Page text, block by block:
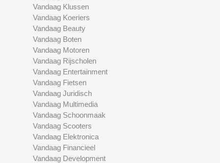
Vandaag Klussen
Vandaag Koeriers
Vandaag Beauty
Vandaag Boten
Vandaag Motoren
Vandaag Rijscholen
Vandaag Entertainment
Vandaag Fietsen
Vandaag Juridisch
Vandaag Multimedia
Vandaag Schoonmaak
Vandaag Scooters
Vandaag Elektronica
Vandaag Financieel
Vandaag Development